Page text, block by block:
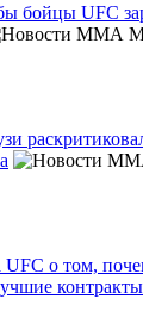
бойцы UFC
UFC о том,
контракты